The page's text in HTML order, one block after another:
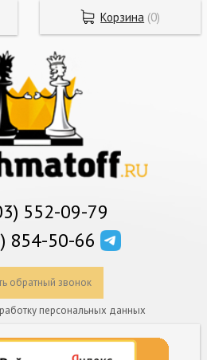
552-09-79
854-50-66
обратный звонок
персональных данных
Корзина (0)